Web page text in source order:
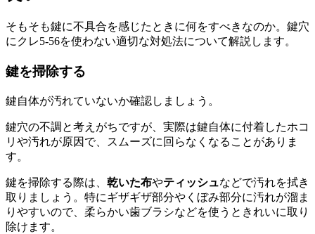
そもそも鍵に不具合を感じたときに何をすべきなのか。鍵穴
にクレ5-56を使わない適切な対処法について解説します。
鍵を掃除する
鍵自体が汚れていないか確認しましょう。
鍵穴の不調と考えがちですが、実際は鍵自体に付着したホコ
リや汚れが原因で、スムーズに回らなくなることがありま
す。
鍵を掃除する際は、 乾いた布やティッシュなどで汚れを拭き
取りましょう。特にギザギザ部分やくぼみ部分に汚れが溜ま
りやすいので、柔らかい歯ブラシなどを使うときれいに取り
除けます。